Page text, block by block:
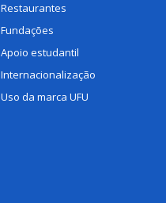
Restaurantes
Fundações
Apoio estudantil
Internacionalização
Uso da marca UFU